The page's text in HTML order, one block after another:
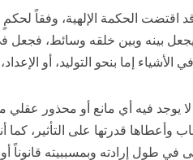
اقتضت الحكمة الإلهية، وفقاً
بينه وبين خلقه وسائط، فجعل
الأشياء إما بنحو التوليد، أو
لا يوجد فيه أي مانع أو محذور
وأعطاها قدرتها على التأثير،
في طول إرادته وبمسببيته قانوناً